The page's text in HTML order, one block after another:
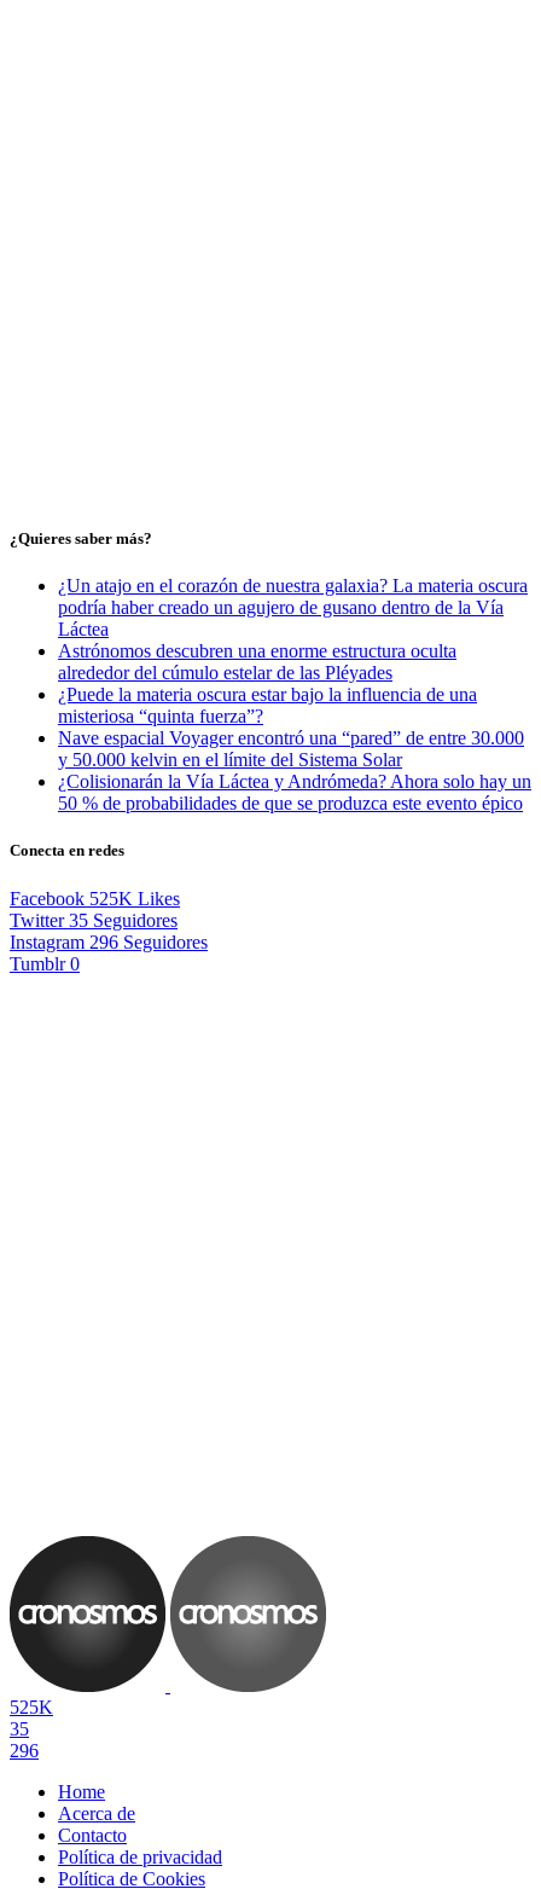
¿Quieres saber más?
¿Un atajo en el corazón de nuestra galaxia? La materia oscura
podría haber creado un agujero de gusano dentro de la Vía
Láctea
Astrónomos descubren una enorme estructura oculta
alrededor del cúmulo estelar de las Pléyades
¿Puede la materia oscura estar bajo la influencia de una
misteriosa “quinta fuerza”?
Nave espacial Voyager encontró una “pared” de entre 30.000
y 50.000 kelvin en el límite del Sistema Solar
¿Colisionarán la Vía Láctea y Andrómeda? Ahora solo hay un
50 % de probabilidades de que se produzca este evento épico
Conecta en redes
Facebook 525K Likes
Twitter 35 Seguidores
Instagram 296 Seguidores
Tumblr 0
525K
35
296
Home
Acerca de
Contacto
Política de privacidad
Política de Cookies